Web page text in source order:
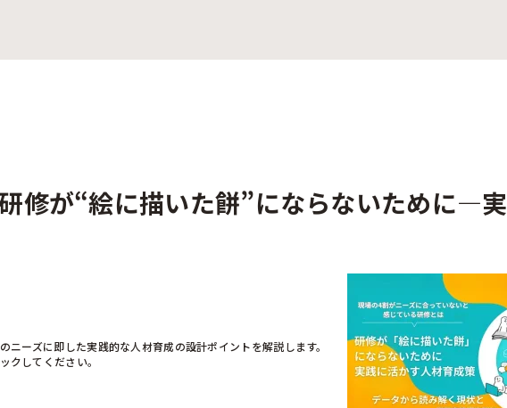
広報 経営企画 人事／人財開発
修が“絵に描いた餅”にならないために—
ーズに即した実践的な人材育成の設計ポイントを解説します。
クしてください。